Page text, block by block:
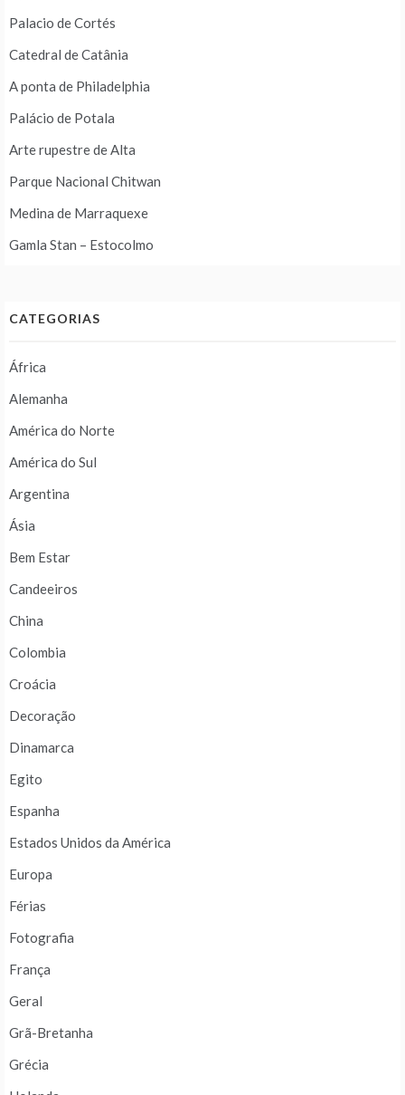
Palacio de Cortés
Catedral de Catânia
A ponta de Philadelphia
Palácio de Potala
Arte rupestre de Alta
Parque Nacional Chitwan
Medina de Marraquexe
Gamla Stan – Estocolmo
CATEGORIAS
África
Alemanha
América do Norte
América do Sul
Argentina
Ásia
Bem Estar
Candeeiros
China
Colombia
Croácia
Decoração
Dinamarca
Egito
Espanha
Estados Unidos da América
Europa
Férias
Fotografia
França
Geral
Grã-Bretanha
Grécia